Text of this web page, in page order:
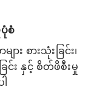
စံ
း စားသုံးခြင်း၊
း နှင့် စိတ်ဖိစီးမှု